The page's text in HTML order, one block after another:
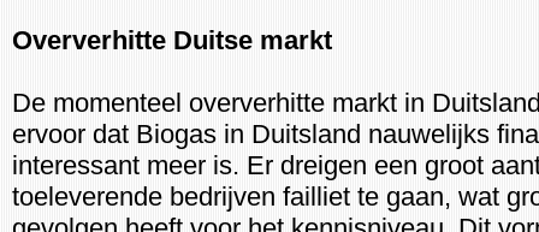
Oververhitte Duitse markt
De momenteel oververhitte markt in
ervoor dat Biogas in Duitsland nauwelijks
interessant meer is. Er dreigen een groot
toeleverende bedrijven failliet te gaan, wat